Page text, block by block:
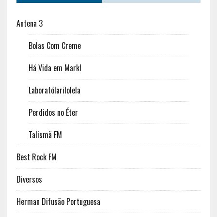
Antena 3
Bolas Com Creme
Há Vida em Markl
Laboratólarilolela
Perdidos no Éter
Talismã FM
Best Rock FM
Diversos
Herman Difusão Portuguesa